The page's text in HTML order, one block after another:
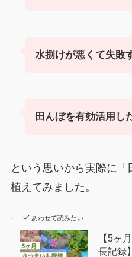
水捌けが悪くて失敗
田んぼを有効活用し
という思いから実際に
植えてみました。
あわせて読みたい
【5ヶ
長記録